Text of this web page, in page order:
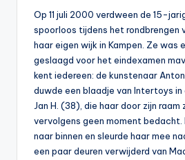
Op 11 juli 2000 verdween de 15-
spoorloos tijdens het rondbrengen
haar eigen wijk in Kampen. Ze was
geslaagd voor het eindexamen
kent iedereen: de kunstenaar
duwde een blaadje van Intertoys in
Jan H. (38), die haar door zijn raam
vervolgens geen moment bedacht.
naar binnen en sleurde haar mee
een paar deuren verwijderd van